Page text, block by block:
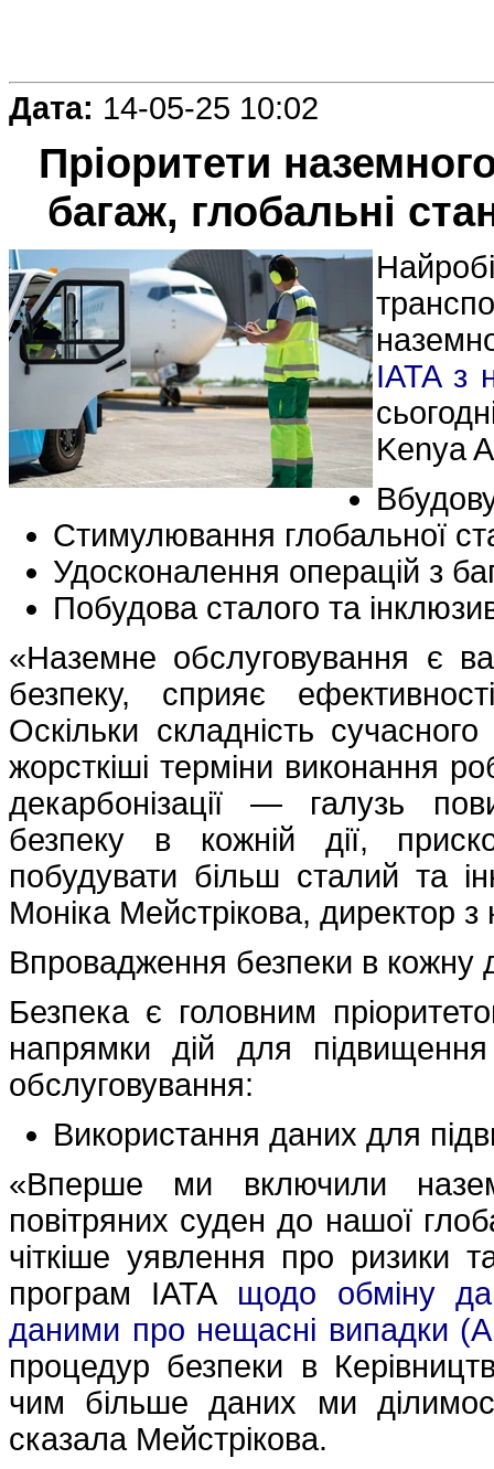
Дата: 14-05-25 10:02
Пріоритети
багаж, глобальні
IATA з
Kenya
Стимулювання глобальної
Удосконалення операцій з
Побудова сталого та
«Наземне обслуговування є
безпеку, сприяє
Оскільки складність
жорсткіші терміни виконання
декарбонізації — галузь
безпеку в кожній дії,
побудувати більш сталий та
Моніка Мейстрікова, директор
Впровадження безпеки в кожну
Безпека є головним
напрямки дій для
обслуговування:
Використання даних для
«Вперше ми включили
повітряних суден до нашої
чіткіше уявлення про ризики
програм IATA щодо обміну
даними про нещасні випадки
процедур безпеки в
чим більше даних ми
сказала Мейстрікова.